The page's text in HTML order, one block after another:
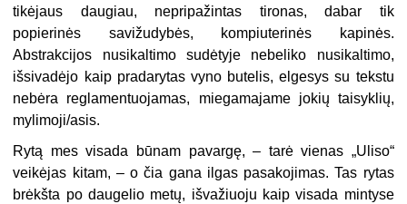
tikėjaus daugiau, nepripažintas tironas, dabar tik
popierinės savižudybės, kompiuterinės kapinės.
Abstrakcijos nusikaltimo sudėtyje nebeliko nusikaltimo,
išsivadėjo kaip pradarytas vyno butelis, elgesys su tekstu
nebėra reglamentuojamas, miegamajame jokių taisyklių,
mylimoji/asis.
Rytą mes visada būnam pavargę, – tarė vienas „Uliso“
veikėjas kitam, – o čia gana ilgas pasakojimas. Tas rytas
brėkšta po daugelio metų, išvažiuoju kaip visada mintyse